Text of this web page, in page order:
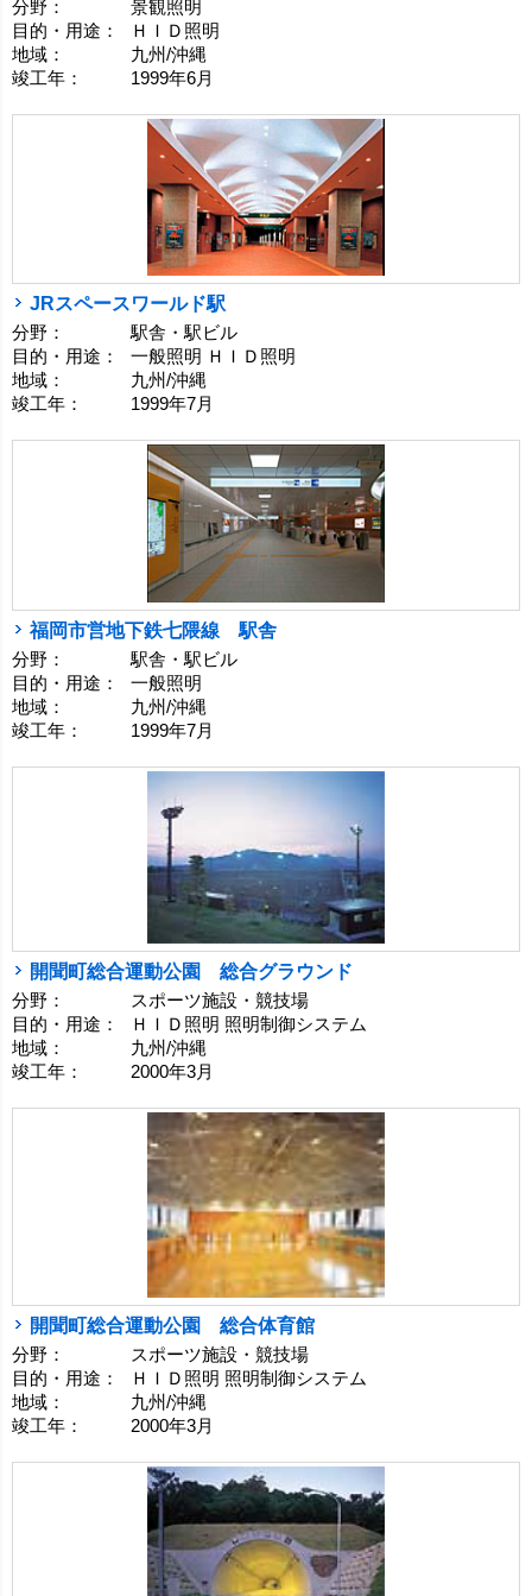
分野：
景観照明
目的・用途：
ＨＩＤ照明
地域：
九州/沖縄
竣工年：
1999年6月
JRスペースワールド駅
分野：
駅舎・駅ビル
目的・用途：
一般照明 ＨＩＤ照明
地域：
九州/沖縄
竣工年：
1999年7月
福岡市営地下鉄七隈線 駅舎
分野：
駅舎・駅ビル
目的・用途：
一般照明
地域：
九州/沖縄
竣工年：
1999年7月
開聞町総合運動公園 総合グラウンド
分野：
スポーツ施設・競技場
目的・用途：
ＨＩＤ照明 照明制御システム
地域：
九州/沖縄
竣工年：
2000年3月
開聞町総合運動公園 総合体育館
分野：
スポーツ施設・競技場
目的・用途：
ＨＩＤ照明 照明制御システム
地域：
九州/沖縄
竣工年：
2000年3月